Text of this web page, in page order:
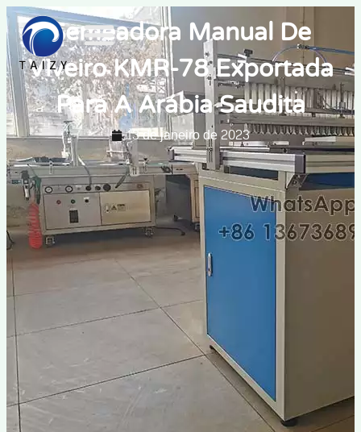
Semeadora Manual De
Viveiro KMR-78 Exportada
Para A Arábia Saudita
13 de janeiro de 2023